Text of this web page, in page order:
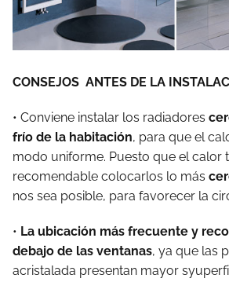
CONSEJOS ANTES DE LA
• Conviene instalar los radiadores
frío de la habitación, para que el
modo uniforme. Puesto que el calor
recomendable colocarlos lo más
nos sea posible, para favorecer la
• La ubicación más frecuente y
debajo de las ventanas, ya que las
acristalada presentan mayor